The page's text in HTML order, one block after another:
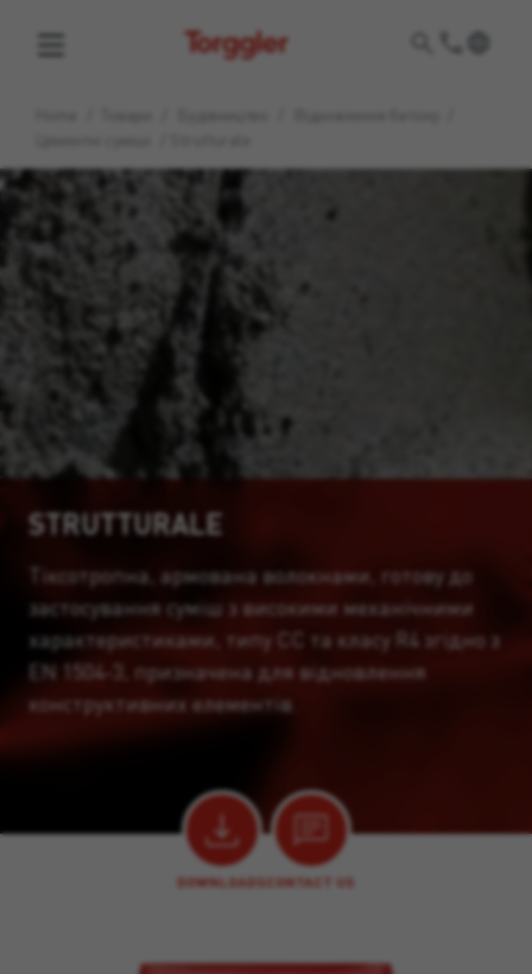
Torggler
STRUTTURALE
Тіксотропна, армована волокнами, готову до
застосування суміш з високими механічними
характеристиками, типу CC та класу R4 згідно з
EN 1504-3, призначена для відновлення
конструктивних елементів.
DOWNLOADSCONTACT US